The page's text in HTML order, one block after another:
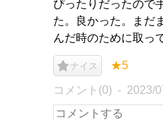
ぴったりだったので
た。良かった。まだ
んだ時のために取っ
ナイス ★5
コメント(0) 2023/